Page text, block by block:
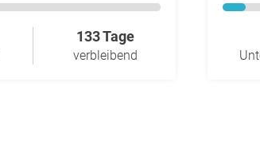
133 Tage
verbleibend